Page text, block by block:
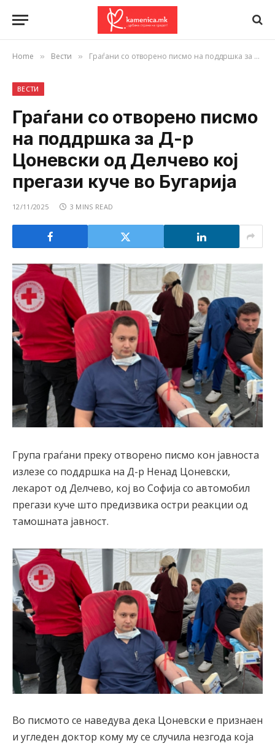
Home » Вести » Граѓани со отворено писмо на поддршка за Д-р Цоневски од Делчево кој прегази куче во Бугарија
ВЕСТИ
Граѓани со отворено писмо
на поддршка за Д-р
Цоневски од Делчево кој
прегази куче во Бугарија
12/11/2025 3 MINS READ
Група граѓани преку отворено писмо кон јавноста
излезе со поддршка на Д-р Ненад Цоневски,
лекарот од Делчево, кој во Софија со автомобил
прегази куче што предизвика остри реакции од
тамошната јавност.
Во писмото се наведува дека Цоневски е признаен
и угледен доктор кому му се случила незгода која